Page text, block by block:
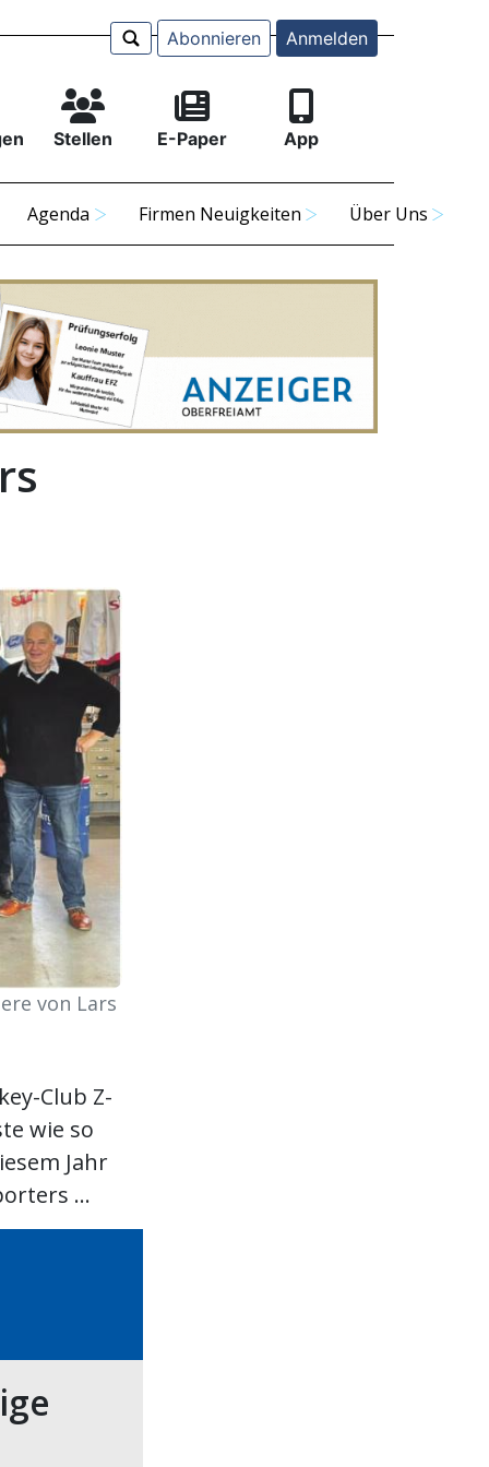
Abonnieren Anmelden
Stellen E-Paper App
Agenda Firmen Neuigkeiten Über Uns
von Lars
Club Z-
wie so
Jahr
...